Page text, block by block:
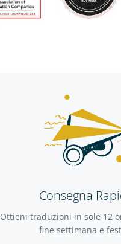
Consegna
Ottieni traduzioni in sole 12
fine settimana e